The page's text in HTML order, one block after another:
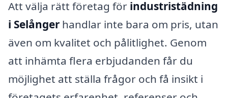
Att välja rätt företag för industristädning
i Selånger handlar inte bara om pris, utan
även om kvalitet och pålitlighet. Genom
att inhämta flera erbjudanden får du
möjlighet att ställa frågor och få insikt i